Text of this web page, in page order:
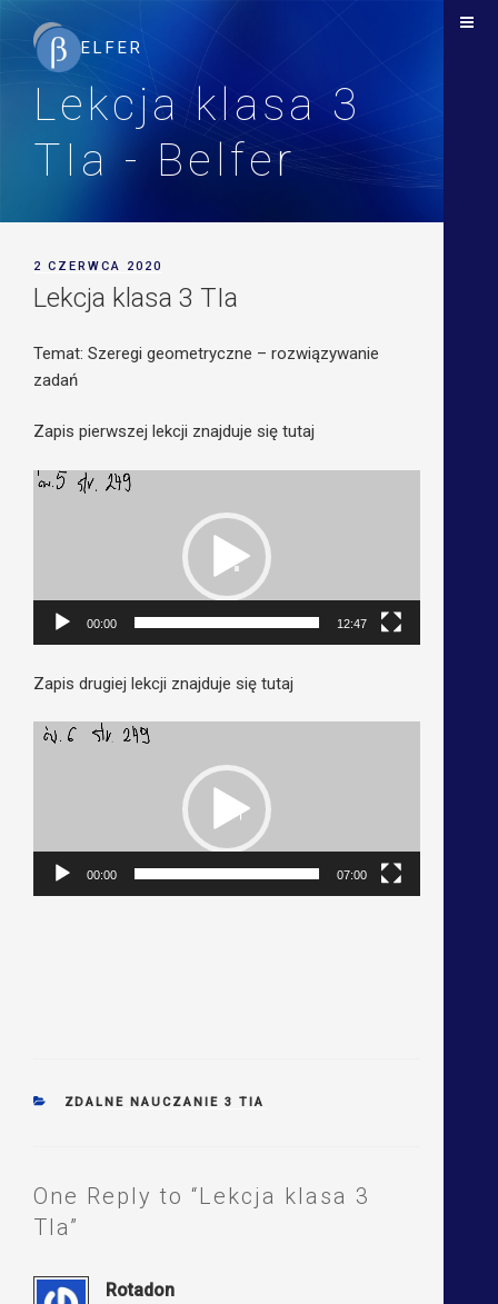
Lekcja klasa 3
TIa - Belfer
POSTED
ON
2 CZERWCA 2020
Lekcja klasa 3 TIa
Temat: Szeregi geometryczne – rozwiązywanie
zadań
Zapis pierwszej lekcji znajduje się tutaj
Odtwarzacz
00:00 12:47
Zapis drugiej lekcji znajduje się tutaj
Odtwarzacz
00:00 07:00
CATEGORIES
ZDALNE NAUCZANIE 3 TIA
One Reply to “Lekcja klasa 3
TIa”
Rotadon